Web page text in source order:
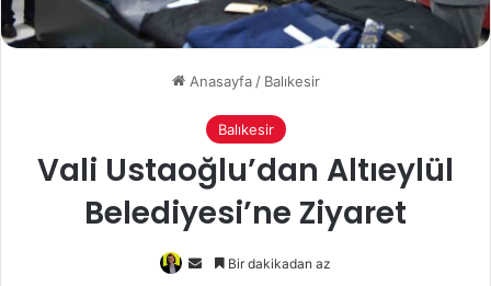
Anasayfa / Balıkesir
Balıkesir
Vali Ustaoğlu’dan Altıeylül
Belediyesi’ne Ziyaret
Bir
Bir dakikadan az